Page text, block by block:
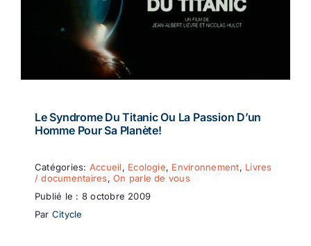
Le Syndrome Du Titanic Ou La Passion D’un
Homme Pour Sa Planète!
Catégories: Accueil, Ecologie, Environnement, Livres
/ documentaires,On parle de vous
Publié le : 8 octobre 2009
Par Citycle